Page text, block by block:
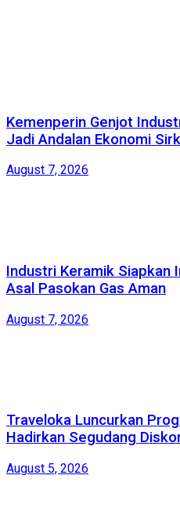
Kemenperin Genjot
Jadi Andalan Ekonomi
August 7, 2026
Industri Keramik Siapkan
Asal Pasokan Gas Aman
August 7, 2026
Traveloka Luncurkan
Hadirkan Segudang
August 5, 2026